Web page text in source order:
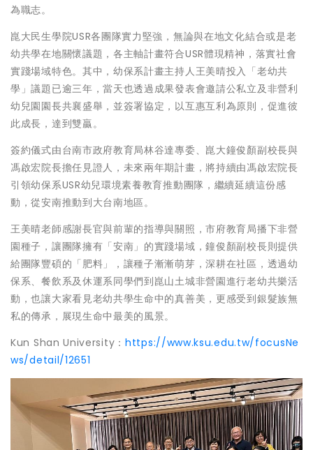
為職志。
崑大民生學院USR各團隊實力堅強，無論與在地文化結合或是老
幼共學在地關懷議題，各主軸計畫符合USR體現精神，落實社會
實踐場域特色。其中，幼保系計畫主持人王美晴投入「老幼共
學」議題已逾三年，當天也透過成果發表會邀請公私立及非營利
幼兒園園長共襄盛舉，並簽署協定，以互惠互利為原則，促進彼
此成長，達到雙贏。
簽約儀式由台南市政府教育局林谷達專委、崑大鐘俊顏副校長與
馮啟宏院長擔任見證人，未來兩年期計畫，將持續由馮啟宏院長
引領幼保系USR幼兒環境素養教育推動團隊，繼續延續這份感
動，從安南推動到大台南地區。
王美晴老師感謝長官與前輩的指導與關照，市府教育局播下非營
園種子，讓團隊擁有「安南」的實踐場域，鐘俊顏副校長則提供
給團隊豐碩的「肥料」，讓種子漸漸萌芽，深耕在社區，透過幼
保系、餐飲系及休運系同學們到崑山土城非營園進行老幼共樂活
動，也讓大家看見老幼共學生命中的真善美，更感受到銀髮族無
私的傳承，展現生命中最美的風景。
Kun Shan University： https://www.ksu.edu.tw/focusNe
ws/detail/12651